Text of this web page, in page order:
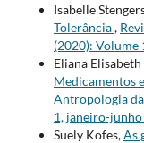
Isabelle
Tolerância,
(2020): Volume
Eliana
Medicamentos
Antropologia da
1, janeiro-
Suely Kofes,As